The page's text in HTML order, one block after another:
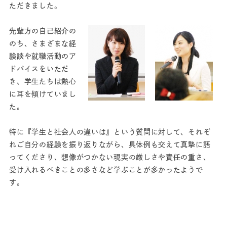
ただきました。
先輩方の自己紹介の
のち、さまざまな経
験談や就職活動のア
ドバイスをいただ
き、学生たちは熱心
に耳を傾けていまし
た。
特に『学生と社会人の違いは』という質問に対して、それぞ
れご自分の経験を振り返りながら、具体例も交えて真摯に語
ってくださり、想像がつかない現実の厳しさや責任の重さ、
受け入れるべきことの多さなど学ぶことが多かったようで
す。